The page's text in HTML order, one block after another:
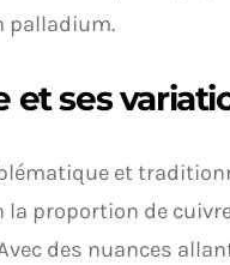
palladium.
et ses
et
proportion de
des nuances